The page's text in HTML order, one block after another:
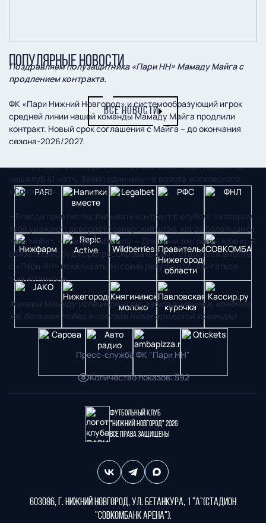
Поздравляем полузащитника «Пари НН» Мамаду Майга с
продлением контракта.
ФК «Пари Нижний Новгород» и системообразующий игрок
средней линии нашей команды Мамаду Майга продлили
контракт. Новый срок соглашения с Майга – до окончания
сезона-2026/2027.
Мамаду Майга в «Пари НН» – с июня 2022 года. Провел за
наш клуб 41 матч. Забил один мяч – в ворота московского
«Спартака».
– Всегда приятно подписывать контракт с клубом, в котором
тебя уважают, доверяет тренерский штаб, когда болельщики
тебя любят, –говорит Мамаду . – Для меня это очень важно. Я
обязательно буду прогрессировать сам и стараться вместе
с «Пари НН» показывать высокие результаты, двигаться
только вперед.
Желаем Мамаду успешной игры, забитых мячей и, конечно
же, больших побед в составе нижегородской команды!
Пресс-служба ФК "Пари НН"
Количество показов:592
ПОПУЛЯРНЫЕ НОВОСТИ
ВСЕ НОВОСТИ
Футбольный клуб
"Нижний Новгород" 2026
Все права защищены
603086, г. Нижний Новгород, ул. Бетанкура, 1 "А"(стадион
"СОВКОМБАНК АРЕНА").